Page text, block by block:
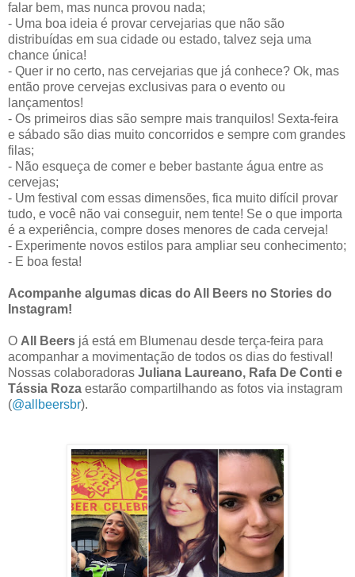
falar bem, mas nunca provou nada;
- Uma boa ideia é provar cervejarias que não são
distribuídas em sua cidade ou estado, talvez seja uma
chance única!
- Quer ir no certo, nas cervejarias que já conhece? Ok, mas
então prove cervejas exclusivas para o evento ou
lançamentos!
- Os primeiros dias são sempre mais tranquilos! Sexta-feira
e sábado são dias muito concorridos e sempre com grandes
filas;
- Não esqueça de comer e beber bastante água entre as
cervejas;
- Um festival com essas dimensões, fica muito difícil provar
tudo, e você não vai conseguir, nem tente! Se o que importa
é a experiência, compre doses menores de cada cerveja!
- Experimente novos estilos para ampliar seu conhecimento;
- E boa festa!
Acompanhe algumas dicas do All Beers no Stories do
Instagram!
O All Beers já está em Blumenau desde terça-feira para
acompanhar a movimentação de todos os dias do festival!
Nossas colaboradoras Juliana Laureano, Rafa De Conti e
Tássia Roza estarão compartilhando as fotos via instagram
(@allbeersbr).